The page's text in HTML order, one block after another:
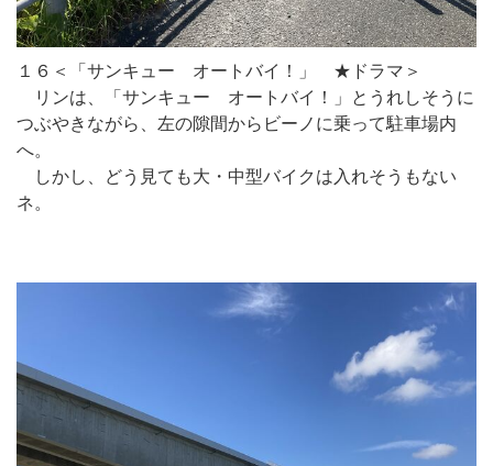
１６＜「サンキュー オートバイ！」 ★ドラマ＞
リンは、「サンキュー オートバイ！」とうれしそうに
つぶやきながら、左の隙間からビーノに乗って駐車場内
へ。
しかし、どう見ても大・中型バイクは入れそうもない
ネ。